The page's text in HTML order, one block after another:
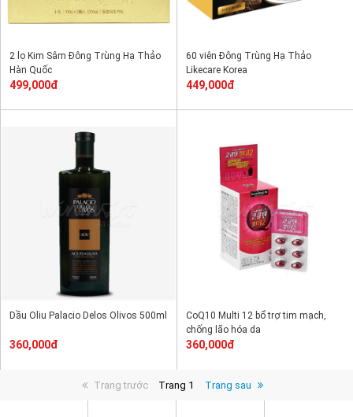
2 lọ Kim Sâm Đông Trùng Hạ Thảo
Hàn Quốc
499,000đ
60 viên Đông Trùng Hạ Thảo
Likecare Korea
449,000đ
Dầu Oliu Palacio Delos Olivos 500ml
360,000đ
CoQ10 Multi 12 bổ trợ tim mạch,
chống lão hóa da
360,000đ
Trang trước Trang 1 Trang sau